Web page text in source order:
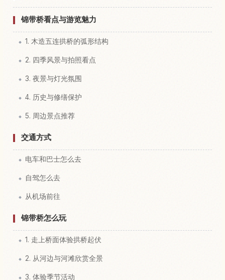
锦带桥看点与游览魅力
1. 木造五连拱桥的弧形结构
2. 四季风景与拍照看点
3. 夜景与灯光氛围
4. 历史与修缮保护
5. 周边景点推荐
交通方式
电车和巴士怎么去
自驾怎么去
从机场前往
锦带桥怎么玩
1. 走上桥面体验拱桥起伏
2. 从河边与河滩欣赏全景
3. 体验季节活动